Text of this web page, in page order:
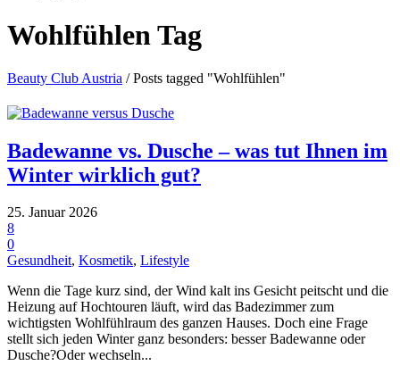
Wohlfühlen Tag
Beauty Club Austria /Posts tagged "Wohlfühlen"
Badewanne vs. Dusche – was tut Ihnen im
Winter wirklich gut?
25. Januar 2026
8
0
Gesundheit, Kosmetik, Lifestyle
Wenn die Tage kurz sind, der Wind kalt ins Gesicht peitscht und die
Heizung auf Hochtouren läuft, wird das Badezimmer zum
wichtigsten Wohlfühlraum des ganzen Hauses. Doch eine Frage
stellt sich jeden Winter ganz besonders: besser Badewanne oder
Dusche?Oder wechseln...